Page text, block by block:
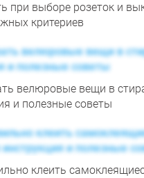
при выборе розеток и
критериев
велюровые вещи в
и полезные советы
клеить